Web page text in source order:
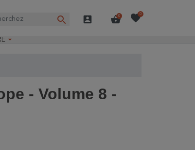
search account_box shopping_basket
0 favorite0

- Volume 8 -